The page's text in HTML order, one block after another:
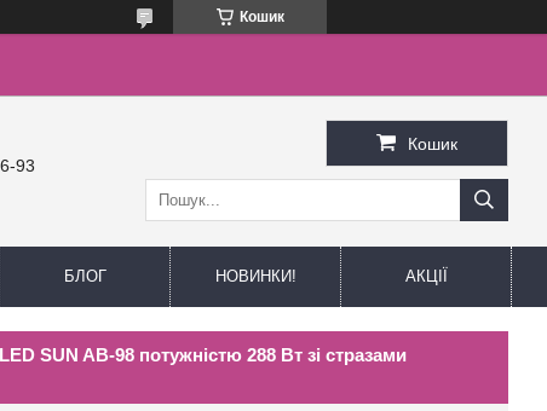
Кошик
93
Кошик
БЛОГ НОВИНКИ! АКЦІЇ
SUN AB-98 потужністю 288 Вт зі стразами